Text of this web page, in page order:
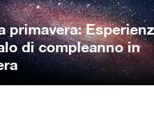
primavera:
di compleanno in